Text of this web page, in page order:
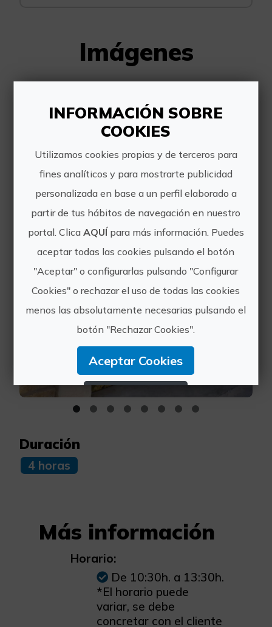
Imágenes
Duración
4 horas
Más información
Horario:
De 10:30h. a 13:30h.
*El horario puede
variar, se debe
concretar con el cliente
INFORMACIÓN SOBRE
COOKIES
Utilizamos cookies propias y de terceros para
fines analíticos y para mostrarte publicidad
personalizada en base a un perfil elaborado a
partir de tus hábitos de navegación en nuestro
portal. Clica AQUÍpara más información. Puedes
aceptar todas las cookies pulsando el botón
"Aceptar" o configurarlas pulsando "Configurar
Cookies" o rechazar el uso de todas las cookies
menos las absolutamente necesarias pulsando el
botón "Rechazar Cookies".
Aceptar Cookies
Rechazar Cookies